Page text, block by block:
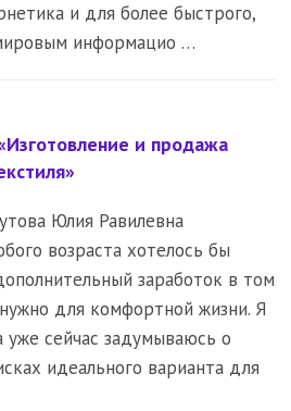
и для более быстрого,
информацио …
и продажа
Юлия Равилевна
возраста хотелось бы
заработок в том
для комфортной жизни. Я
уже сейчас задумываюсь о
идеального варианта для